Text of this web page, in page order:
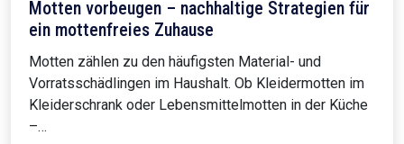
Motten vorbeugen – nachhaltige Strategien für
ein mottenfreies Zuhause
Motten zählen zu den häufigsten Material- und
Vorratsschädlingen im Haushalt. Ob Kleidermotten im
Kleiderschrank oder Lebensmittelmotten in der Küche
–…